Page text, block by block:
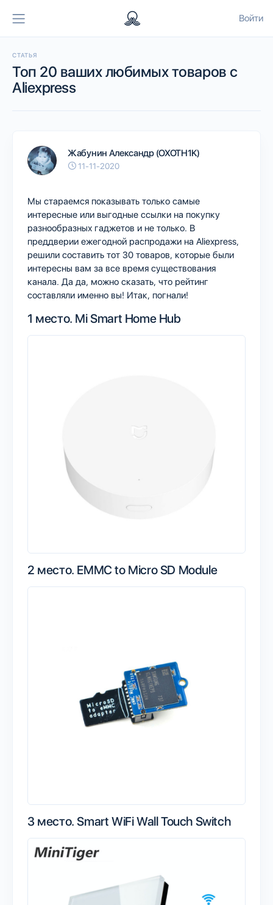
Войти
СТАТЬЯ
Топ 20 ваших любимых товаров с
Aliexpress
Жабунин Александр (OXOTH1K)
11-11-2020
Мы стараемся показывать только самые
интересные или выгодные ссылки на покупку
разнообразных гаджетов и не только. В
преддверии ежегодной распродажи на Aliexpress,
решили составить тот 30 товаров, которые были
интересны вам за все время существования
канала. Да да, можно сказать, что рейтинг
составляли именно вы! Итак, погнали!
1 место. Mi Smart Home Hub
2 место. EMMC to Micro SD Module
3 место.Smart WiFi Wall Touch Switch